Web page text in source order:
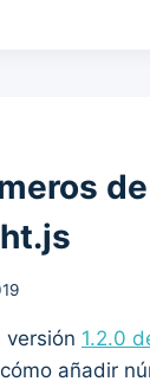
versión 1.2.0
añadir